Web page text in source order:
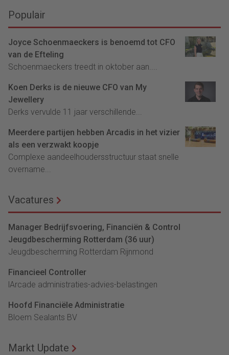
Populair
Joyce Schoenmaeckers is benoemd tot CFO
van de Efteling
Schoenmaeckers treedt in oktober aan....
Koen Derks is de nieuwe CFO van My
Jewellery
Derks vervulde 11 jaar verschillende...
Meerdere partijen hebben Arcadis in het vizier
als een verzwakt koopje
Complexe aandeelhoudersstructuur staat snelle
overname...
Vacatures
Manager Bedrijfsvoering, Financiën & Control
Jeugdbescherming Rotterdam (36 uur)
Jeugdbescherming Rotterdam Rijnmond
Financieel Controller
lArcade administraties-advies-belastingen
Hoofd Financiële Administratie
Bloem Sealants BV
Markt Update